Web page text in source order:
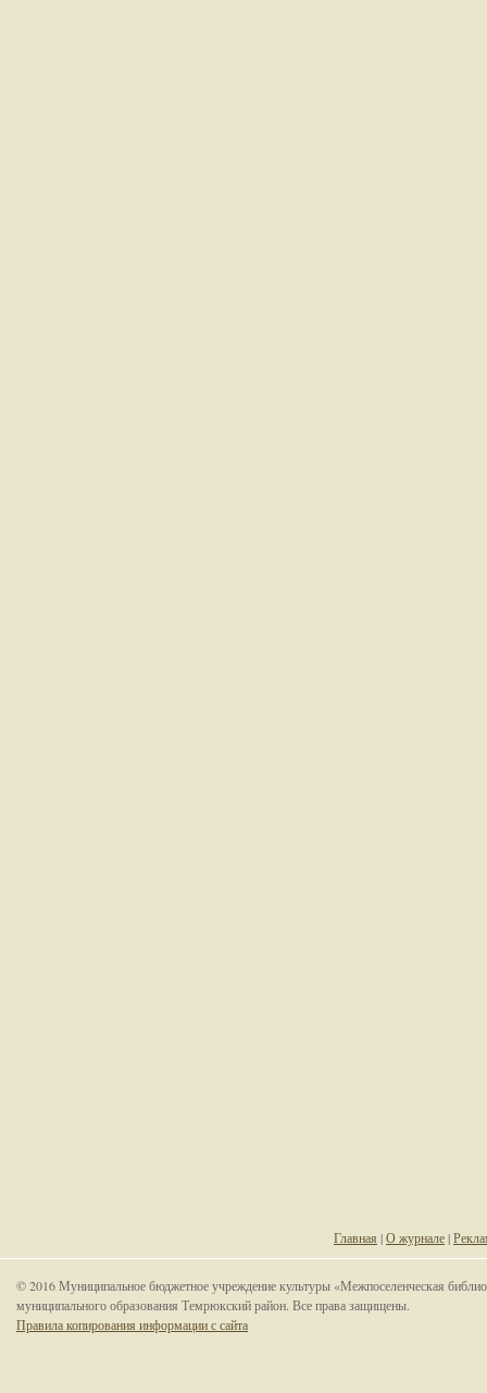
Главная |О журнале|
© 2016 Муниципальное бюджетное учреждение культуры «Межпоселенческая
муниципального образования Темрюкский район. Все права защищены.
Правила копирования информации с сайта